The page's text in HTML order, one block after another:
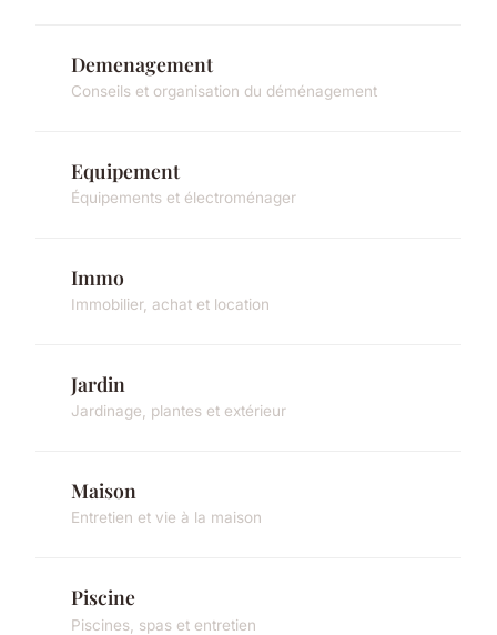
Demenagement
Conseils et organisation du déménagement
Equipement
Équipements et électroménager
Immo
Immobilier, achat et location
Jardin
Jardinage, plantes et extérieur
Maison
Entretien et vie à la maison
Piscine
Piscines, spas et entretien